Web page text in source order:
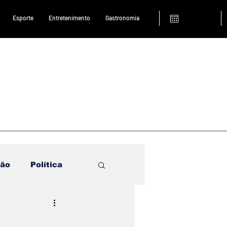
Esporte Entretenimento Gastronomia
Política